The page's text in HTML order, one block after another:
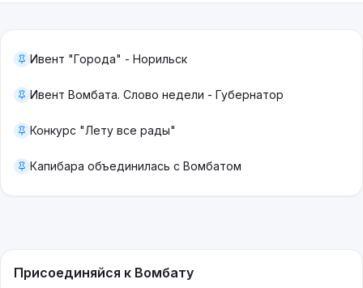
Ивент "Города" - Норильск
Ивент Вомбата. Слово недели - Губернатор
Конкурс "Лету все рады"
Капибара объединилась с Вомбатом
Присоединяйся к Вомбату